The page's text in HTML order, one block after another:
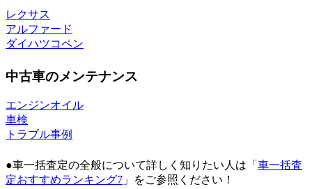
レクサス
アルファード
ダイハツコペン
中古車のメンテナンス
エンジンオイル
車検
トラブル事例
●車一括査定の全般について詳しく知りたい人は「 車一括査
定おすすめランキング7 」をご参照ください！